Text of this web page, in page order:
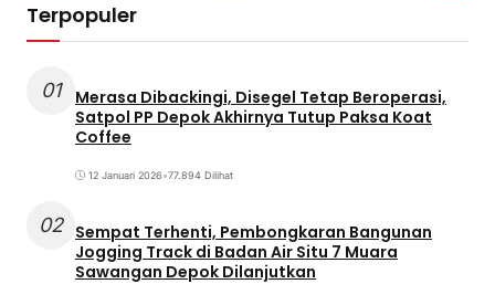
Terpopuler
01
Merasa Dibackingi, Disegel Tetap Beroperasi,
Satpol PP Depok Akhirnya Tutup Paksa Koat
Coffee
12 Januari 2026•77.894 Dilihat
02 Sempat Terhenti, Pembongkaran Bangunan
Jogging Track di Badan Air Situ 7 Muara
Sawangan Depok Dilanjutkan